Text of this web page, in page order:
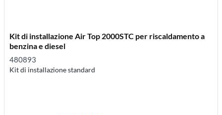
Kit di installazione Air Top 2000STC per riscaldamento a
benzina e diesel
480893
Kit di installazione standard